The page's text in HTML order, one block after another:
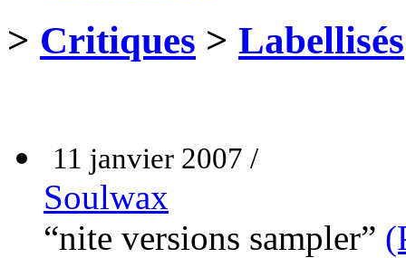
> Critiques > Labellisés
11 janvier 2007 /
Soulwax
“nite versions sampler”